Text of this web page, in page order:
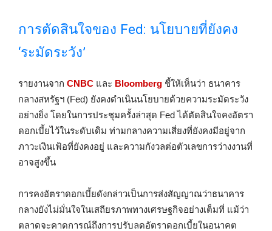
การตัดสินใจของ Fed: นโยบายที่ยังคง
‘ระมัดระวัง’
รายงานจาก CNBC และ Bloomberg ชี้ให้เห็นว่า ธนาคาร
กลางสหรัฐฯ (Fed) ยังคงดำเนินนโยบายด้วยความระมัดระวัง
อย่างยิ่ง โดยในการประชุมครั้งล่าสุด Fed ได้ตัดสินใจคงอัตรา
ดอกเบี้ยไว้ในระดับเดิม ท่ามกลางความเสี่ยงที่ยังคงมีอยู่จาก
ภาวะเงินเฟ้อที่ยังคงอยู่ และความกังวลต่อตัวเลขการว่างงานที่
อาจสูงขึ้น
การคงอัตราดอกเบี้ยดังกล่าวเป็นการส่งสัญญาณว่าธนาคาร
กลางยังไม่มั่นใจในเสถียรภาพทางเศรษฐกิจอย่างเต็มที่ แม้ว่า
ตลาดจะคาดการณ์ถึงการปรับลดอัตราดอกเบี้ยในอนาคต